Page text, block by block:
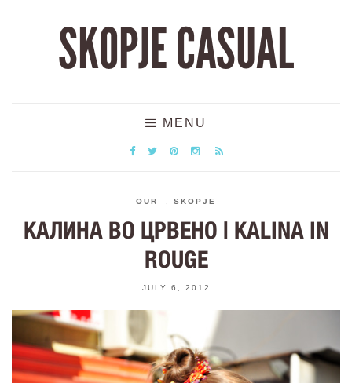
SKOPJE CASUAL
MENU
OUR SKOPJE
КАЛИНА ВО ЦРВЕНО | KALINA IN
ROUGE
JULY 6, 2012